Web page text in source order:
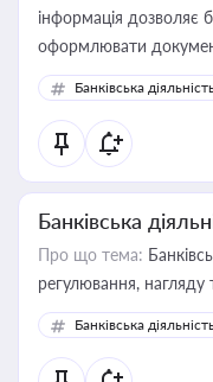
інформація дозволяє
оформлювати
забезпечувати їх
контрагентами
Банківська
Банківська
Про що тема:
регулювання, нагляду
Банківська